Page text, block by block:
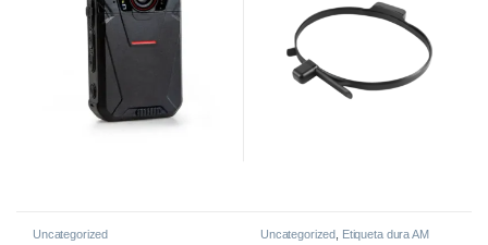
Uncategorized Uncategorized Etiqueta dura AM